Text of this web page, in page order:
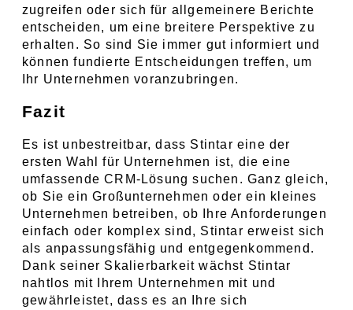
zugreifen oder sich für allgemeinere Berichte
entscheiden, um eine breitere Perspektive zu
erhalten. So sind Sie immer gut informiert und
können fundierte Entscheidungen treffen, um
Ihr Unternehmen voranzubringen.
Fazit
Es ist unbestreitbar, dass Stintar eine der
ersten Wahl für Unternehmen ist, die eine
umfassende CRM-Lösung suchen. Ganz gleich,
ob Sie ein Großunternehmen oder ein kleines
Unternehmen betreiben, ob Ihre Anforderungen
einfach oder komplex sind, Stintar erweist sich
als anpassungsfähig und entgegenkommend.
Dank seiner Skalierbarkeit wächst Stintar
nahtlos mit Ihrem Unternehmen mit und
gewährleistet, dass es an Ihre sich